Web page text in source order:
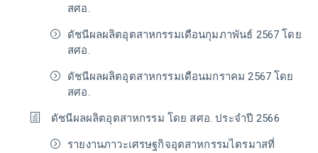
สศอ.
ดัชนีผลผลิตอุตสาหกรรมเดือนกุมภาพันธ์ 2567 โดย
สศอ.
ดัชนีผลผลิตอุตสาหกรรมเดือนมกราคม 2567 โดย
สศอ.
ดัชนีผลผลิตอุตสาหกรรม โดย สศอ. ประจำปี 2566
รายงานภาวะเศรษฐกิจอุตสาหกรรมไตรมาสที่